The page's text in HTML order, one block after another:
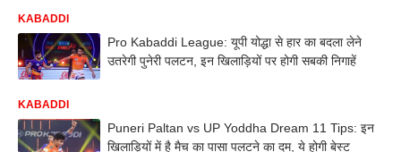
KABADDI
Pro Kabaddi League: यूपी योद्धा से हार का बदला लेने
उतरेगी पुनेरी पलटन, इन खिलाड़ियों पर होगी सबकी निगाहें
KABADDI
Puneri Paltan vs UP Yoddha Dream 11 Tips: इन
खिलाड़ियों में है मैच का पासा पलटने का दम, ये होगी बेस्ट